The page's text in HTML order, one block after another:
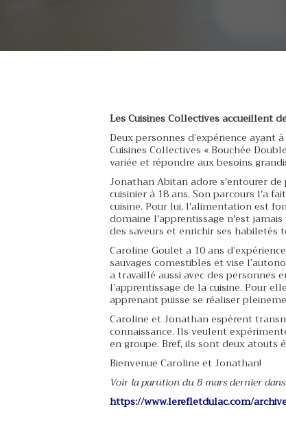
Les Cuisines Collectives accueillent
Deux personnes d’expérience
Cuisines Collectives « Bouchée
variée et répondre aux besoins
Jonathan Abitan adore s'entourer
cuisinier à 18 ans. Son parcours l'a
cuisine. Pour lui, l'alimentation est
domaine l'apprentissage n'est
des saveurs et enrichir ses habiletés
Caroline Goulet a 10 ans
sauvages comestibles et vise
a travaillé aussi avec des personnes
l’apprentissage de la cuisine. Pour
apprenant puisse se réaliser
Caroline et Jonathan espèrent
connaissance. Ils veulent
en groupe. Bref, ils sont deux atouts
Bienvenue Caroline et Jonathan!
Voir la parution du 8 mars dernier
https://www.lerefletdulac.com/